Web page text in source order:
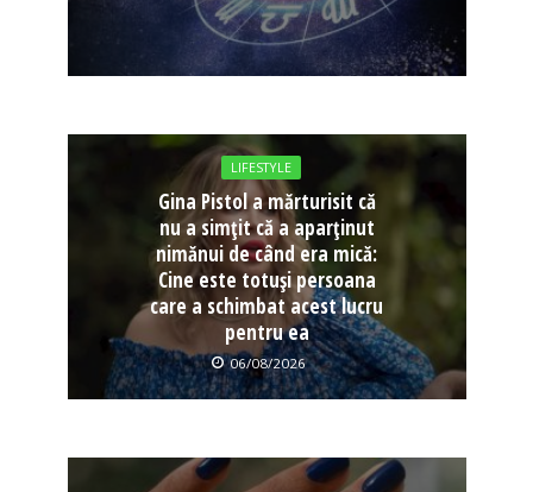
LIFESTYLE
Gina Pistol a mărturisit că
nu a simțit că a aparținut
nimănui de când era mică:
Cine este totuși persoana
care a schimbat acest lucru
pentru ea
06/08/2026